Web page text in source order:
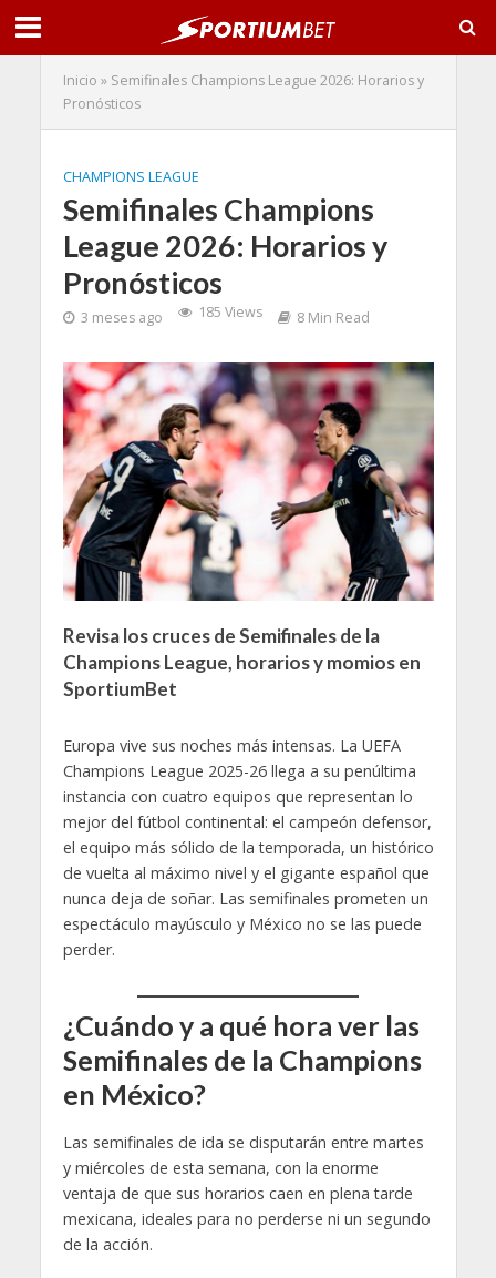
Inicio » Semifinales Champions League 2026: Horarios y
Pronósticos
CHAMPIONS LEAGUE
Semifinales Champions
League 2026: Horarios y
Pronósticos
3 meses ago 185 Views 8 Min Read
Revisa los cruces de Semifinales de la
Champions League, horarios y momios en
SportiumBet
Europa vive sus noches más intensas. La UEFA
Champions League 2025-26 llega a su penúltima
instancia con cuatro equipos que representan lo
mejor del fútbol continental: el campeón defensor,
el equipo más sólido de la temporada, un histórico
de vuelta al máximo nivel y el gigante español que
nunca deja de soñar. Las semifinales prometen un
espectáculo mayúsculo y México no se las puede
perder.
¿Cuándo y a qué hora ver las
Semifinales de la Champions
en México?
Las semifinales de ida se disputarán entre martes
y miércoles de esta semana, con la enorme
ventaja de que sus horarios caen en plena tarde
mexicana, ideales para no perderse ni un segundo
de la acción.